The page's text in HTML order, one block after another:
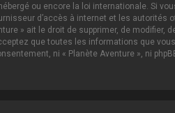
ou encore la loi internationale. Si
d’accès à internet et les
» ait le droit de supprimer, de modifier,
que toutes les informations que
ni « Planète Aventure », ni